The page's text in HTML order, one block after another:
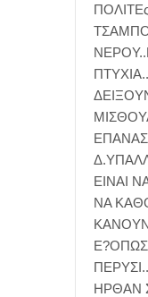
ΕΙΝΑΙ
ΝΑ
ΗΡΘΑΝ